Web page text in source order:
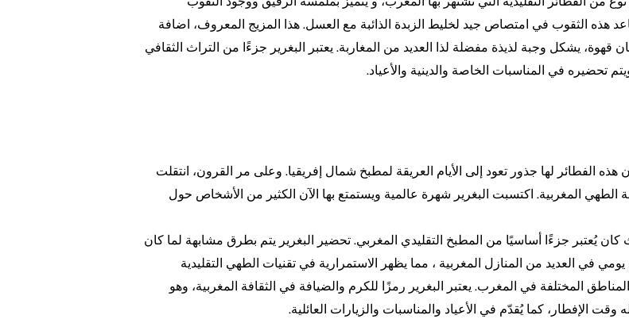
هذه الثقوب في امتصاص جيد لخليط الزبدة الذائبة مع العسل. هذا المزيج المعروف، اضافة
يشكل وجبة لذيذة مفضلة لذا العديد من المغاربة. يعتبر البغرير جزءًا من التراث الثقافي
تحضيره في المناسبات الخاصة والدينية والأعياد.
هذه الفطائر لها جذور تعود إلى الأيام العريقة لمطبخ شمال إفريقيا. وعلى مر القرون، انتقلت
المغربية. اكتسبت البغرير شهرة عالمية ويستمتع بها الآن الكثير من الأشخاص حول
كان يُعتبر جزءًا أساسيًا من المطبخ التقليدي المغربي. تحضير البغرير يتم بطرق مشابهة لما كان
في العديد من المنازل المغربية ، مما يظهر الاستمرارية في تقنيات الطهي التقليدية
المختلفة في المغرب. يعتبر البغرير رمزًا للكرم والضيافة في الثقافة المغربية، وهو
الإفطار، كما يُقدّم في الأعياد والمناسبات والزيارات العائلية.